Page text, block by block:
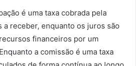
é uma taxa cobrada pela
a receber, enquanto os juros são
financeiros por um
a comissão é uma taxa